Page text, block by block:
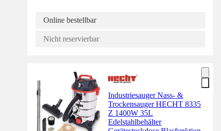
Online bestellbar
Nicht reservierbar
Industriesauger Nass- &
Trockensauger HECHT 8335
Z 1400W 35L
Edelstahlbehälter